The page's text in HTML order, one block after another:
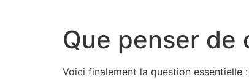
Que penser de
Voici finalement la question essentielle